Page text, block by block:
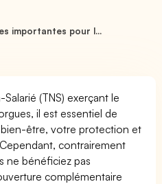
importantes pour l...
(TNS) exerçant le
il est essentiel de
être, votre protection et
contrairement
ne bénéficiez pas
complémentaire